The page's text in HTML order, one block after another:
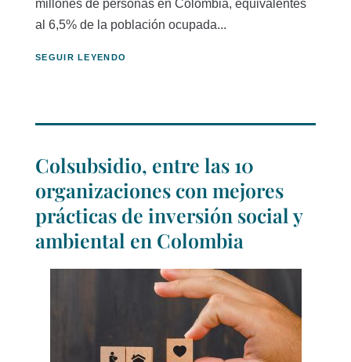
millones de personas en Colombia, equivalentes
al 6,5% de la población ocupada...
SEGUIR LEYENDO
Colsubsidio, entre las 10
organizaciones con mejores
prácticas de inversión social y
ambiental en Colombia